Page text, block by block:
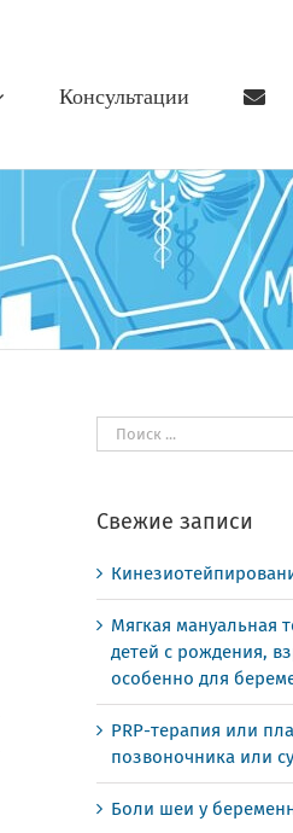
Консультации
Результат
поиска:
Свежие записи
Мягкая мануальная
детей с рождения,
особенно для
PRP-терапия или
позвоночника или
Боли шеи у